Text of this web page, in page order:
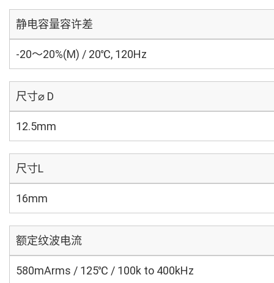
静电容量容许差
-20～20%(M) / 20℃, 120Hz
尺寸⌀ D
12.5mm
尺寸L
16mm
额定纹波电流
580mArms / 125℃ / 100k to 400kHz